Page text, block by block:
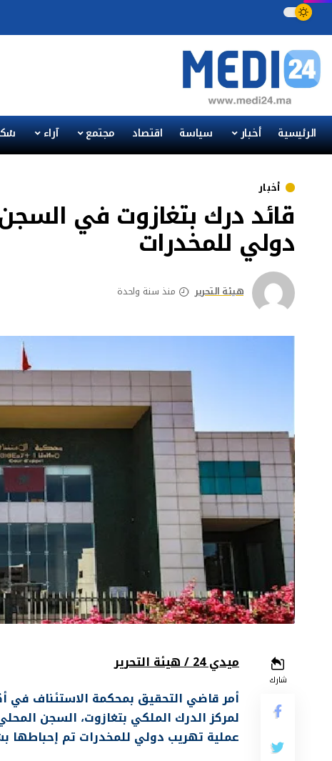
الرئيسية أخبار سياسة اقتصاد مجتمع آراء
أخبار
قائد درك بتغازوت في
دولي للمخدرات
هيئة التحرير منذ سنة واحدة
شارك
ميدي 24 / هيئة التحرير
أمر قاضي التحقيق بمحكمة الاستئناف في
لمركز الدرك الملكي بتغازوت، السجن
عملية تهريب دولي للمخدرات تم